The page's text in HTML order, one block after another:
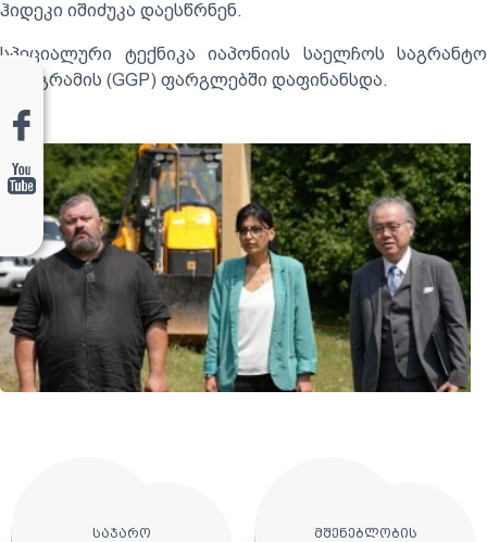
ჰიდეკი იშიძუკა დაესწრნენ.
სპეციალური ტექნიკა იაპონიის საელჩოს საგრანტო
პროგრამის (GGP) ფარგლებში დაფინანსდა.
საჯარო
მშენებლობის